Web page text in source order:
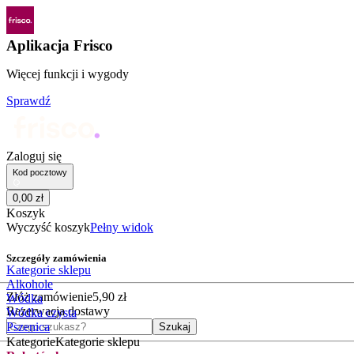
Aplikacja Frisco
Więcej funkcji i wygody
Sprawdź
Zaloguj się
Kod pocztowy
0,00 zł
Koszyk
Wyczyść koszykPełny widok
Szczegóły zamówienia
Złóż zamówienie5,90 zł
Rezerwacja dostawy
Czego szukasz?
Szukaj
KategorieKategorie sklepu
Kategorie sklepu
Alkohole
Wódka
Wódka czysta
Pszenica